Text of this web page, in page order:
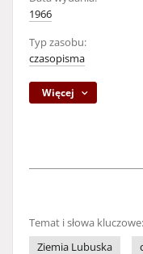
1966
Typ zasobu:
czasopisma
Więcej
Temat i słowa kluczowe:
Ziemia Lubuska